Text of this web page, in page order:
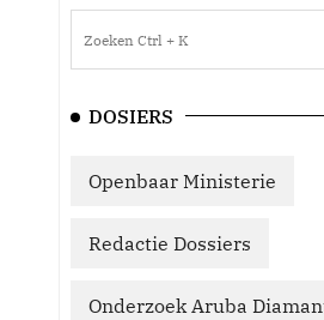
DOSIERS
Openbaar Ministerie
Redactie Dossiers
Onderzoek Aruba